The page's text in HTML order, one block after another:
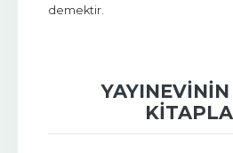
demektir.